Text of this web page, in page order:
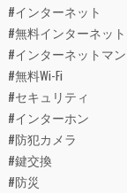
#インターネット
#無料インターネット
#インターネットマ
#無料Wi-Fi
#セキュリティ
#インターホン
#防犯カメラ
#鍵交換
#防災